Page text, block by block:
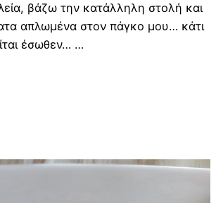
βάζω την κατάλληλη στολή και
απλωμένα στον πάγκο μου… κάτι
έσωθεν… …